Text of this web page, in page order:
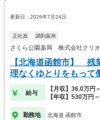
更新日：2026年7月24日
正社員 調剤薬局
さくら公園薬局 株式会社クリ
【北海道函館市】 残
理なくゆとりをもって
給与
【月収】36.0万円
【年収】530万円
勤務地 北海道 函館市